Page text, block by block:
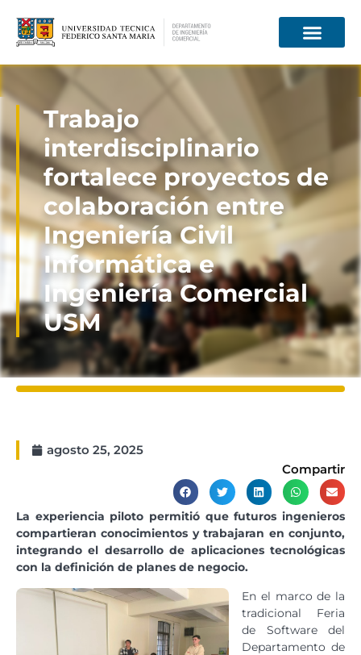
Información para
Trabajo
interdisciplinario
fortalece proyectos de
colaboración entre
Ingeniería Civil
Informática e
Ingeniería Comercial
USM
agosto 25, 2025
Compartir
La experiencia piloto permitió que futuros ingenieros
compartieran conocimientos y trabajaran en conjunto,
integrando el desarrollo de aplicaciones tecnológicas
con la definición de planes de negocio.
En el marco de la
tradicional Feria
de Software del
Departamento de